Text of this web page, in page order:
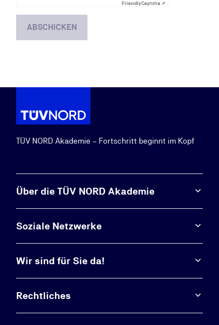
FriendlyCaptcha ⇗
ABSCHICKEN
TÜV NORD Akademie – Fortschritt beginnt im Kopf
Über die TÜV NORD Akademie
Soziale Netzwerke
Wir sind für Sie da!
Rechtliches